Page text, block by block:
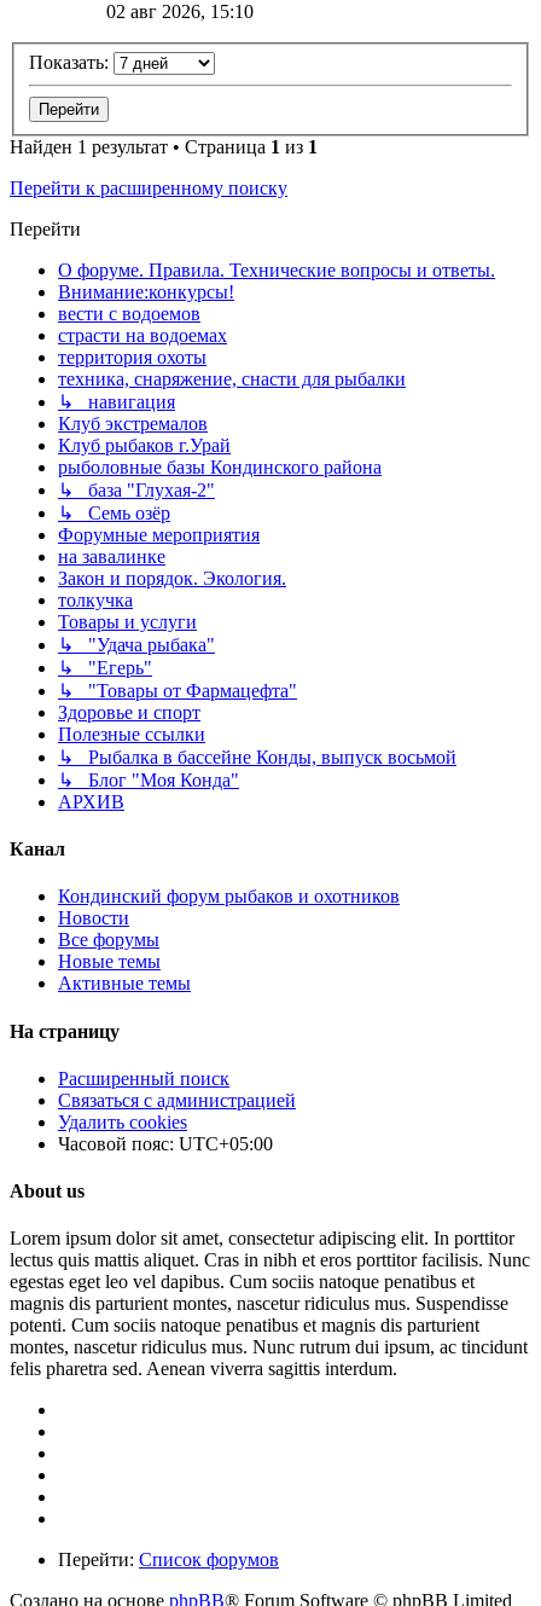
02 авг 2026, 15:10
Показать:
Найден 1 результат • Страница 1 из 1
Перейти к расширенному поиску
Перейти
О форуме. Правила. Технические вопросы и ответы.
Внимание:конкурсы!
вести с водоемов
страсти на водоемах
территория охоты
техника, снаряжение, снасти для рыбалки
↳ навигация
Клуб экстремалов
Клуб рыбаков г.Урай
рыболовные базы Кондинского района
↳ база "Глухая-2"
↳ Семь озёр
Форумные мероприятия
на завалинке
Закон и порядок. Экология.
толкучка
Товары и услуги
↳ "Удача рыбака"
↳ "Егерь"
↳ "Товары от Фармацефта"
Здоровье и спорт
Полезные ссылки
↳ Рыбалка в бассейне Конды, выпуск восьмой
↳ Блог "Моя Конда"
АРХИВ
Канал
Кондинский форум рыбаков и охотников
Новости
Все форумы
Новые темы
Активные темы
На страницу
Расширенный поиск
Связаться с администрацией
Удалить cookies
Часовой пояс: UTC+05:00
About us
Lorem ipsum dolor sit amet, consectetur adipiscing elit. In porttitor
lectus quis mattis aliquet. Cras in nibh et eros porttitor facilisis. Nunc
egestas eget leo vel dapibus. Cum sociis natoque penatibus et
magnis dis parturient montes, nascetur ridiculus mus. Suspendisse
potenti. Cum sociis natoque penatibus et magnis dis parturient
montes, nascetur ridiculus mus. Nunc rutrum dui ipsum, ac tincidunt
felis pharetra sed. Aenean viverra sagittis interdum.
Перейти: Список форумов
Создано на основе phpBB® Forum Software © phpBB Limited